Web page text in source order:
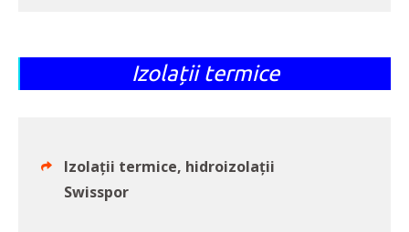
Izolații termice
Izolații termice, hidroizolații
Swisspor